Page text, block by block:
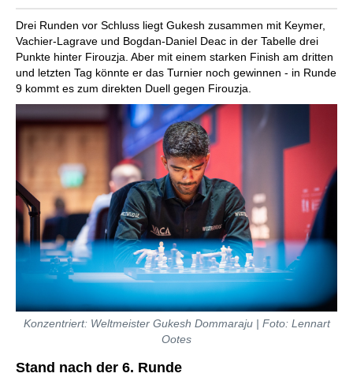
Drei Runden vor Schluss liegt Gukesh zusammen mit Keymer,
Vachier-Lagrave und Bogdan-Daniel Deac in der Tabelle drei
Punkte hinter Firouzja. Aber mit einem starken Finish am dritten
und letzten Tag könnte er das Turnier noch gewinnen - in Runde
9 kommt es zum direkten Duell gegen Firouzja.
Konzentriert: Weltmeister Gukesh Dommaraju | Foto: Lennart
Ootes
Stand nach der 6. Runde